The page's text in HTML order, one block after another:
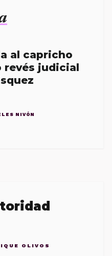
al capricho
revés judicial
NIVÓN
OLIVOS